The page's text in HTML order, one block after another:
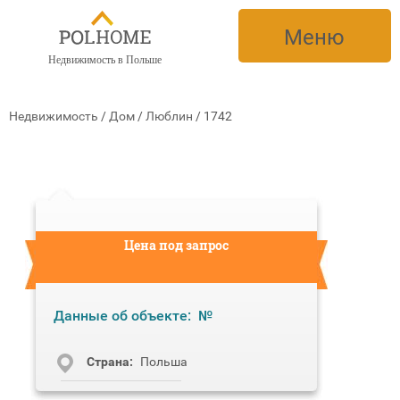
Недвижимость в Польше
Меню
Недвижимость / Дом / Люблин / 1742
Цена под запрос
Данные об объекте: №
Cтрана: Польша